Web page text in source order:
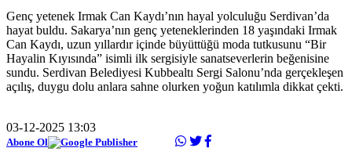
Genç yetenek Irmak Can Kaydı’nın hayal yolculuğu Serdivan’da
hayat buldu. Sakarya’nın genç yeteneklerinden 18 yaşındaki Irmak
Can Kaydı, uzun yıllardır içinde büyüttüğü moda tutkusunu “Bir
Hayalin Kıyısında” isimli ilk sergisiyle sanatseverlerin beğenisine
sundu. Serdivan Belediyesi Kubbealtı Sergi Salonu’nda gerçekleşen
açılış, duygu dolu anlara sahne olurken yoğun katılımla dikkat çekti.
03-12-2025 13:03
Abone Ol